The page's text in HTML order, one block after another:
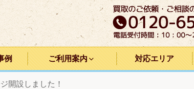
例 ご利用案内 対応エリア
開設しました！